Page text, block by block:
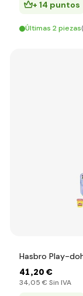
+ 14 puntos
Últimas 2 piezas
Hasbro Play-
41,20 €
34,05 € Sin IVA